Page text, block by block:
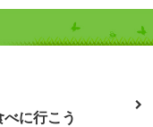
に行こう